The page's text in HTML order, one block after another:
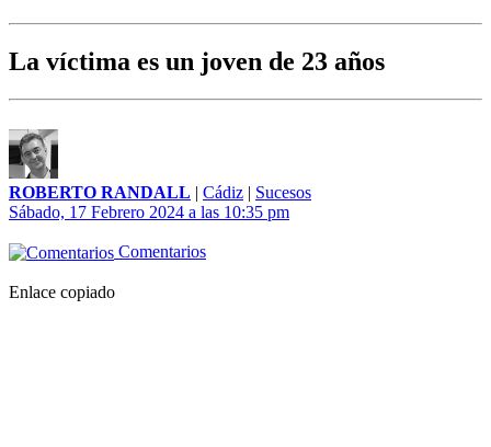
La víctima es un joven de 23 años
ROBERTO RANDALL | Cádiz | Sucesos
Sábado, 17 Febrero 2024 a las 10:35 pm
Comentarios
Enlace copiado